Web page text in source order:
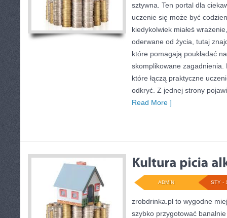
sztywna. Ten portal dla
uczenie się może być
kiedykolwiek miałeś
oderwane od życia, tutaj
które pomagają poukładać
skomplikowane
które łączą praktyczne
odkryć. Z jednej strony
Read More ]
STY -
ADMIN
zrobdrinka.pl to wygodne
szybko przygotować